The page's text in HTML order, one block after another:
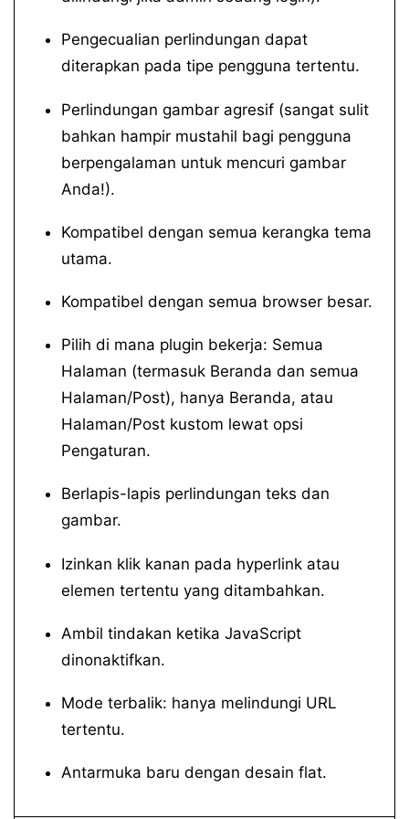
Pengecualian perlindungan dapat
diterapkan pada tipe pengguna tertentu.
Perlindungan gambar agresif (sangat sulit
bahkan hampir mustahil bagi pengguna
berpengalaman untuk mencuri gambar
Anda!).
Kompatibel dengan semua kerangka tema
utama.
Kompatibel dengan semua browser besar.
Pilih di mana plugin bekerja: Semua
Halaman (termasuk Beranda dan semua
Halaman/Post), hanya Beranda, atau
Halaman/Post kustom lewat opsi
Pengaturan.
Berlapis-lapis perlindungan teks dan
gambar.
Izinkan klik kanan pada hyperlink atau
elemen tertentu yang ditambahkan.
Ambil tindakan ketika JavaScript
dinonaktifkan.
Mode terbalik: hanya melindungi URL
tertentu.
Antarmuka baru dengan desain flat.